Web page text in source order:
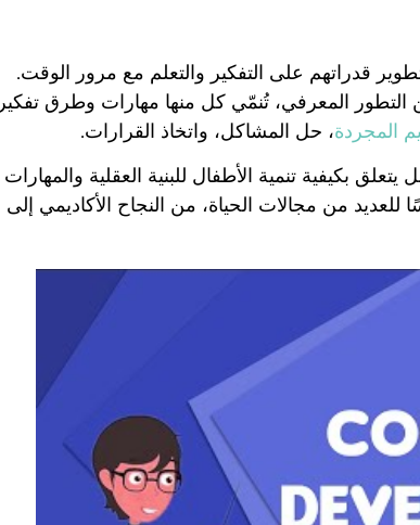
قدراتهم على التفكير والتعلم مع مرور الوقت.
التطور المعرفي، تُنمّي كل منها مهارات وطرق تفكير
المجردة، حل المشاكل، واتخاذ القرارات.
بكيفية تنمية الأطفال للبنية العقلية والمهارات
للعديد من مجالات الحياة، من النجاح الأكاديمي إلى